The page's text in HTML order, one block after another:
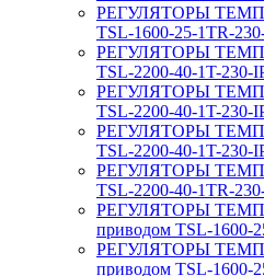
РЕГУЛЯТОРЫ
TSL-1600-25-1TR-
РЕГУЛЯТОРЫ
TSL-2200-40-1T-230-
РЕГУЛЯТОРЫ
TSL-2200-40-1T-230-
РЕГУЛЯТОРЫ
TSL-2200-40-1T-230-
РЕГУЛЯТОРЫ
TSL-2200-40-1TR-
РЕГУЛЯТОРЫ
приводом TSL-1600-
РЕГУЛЯТОРЫ
приводом TSL-1600-